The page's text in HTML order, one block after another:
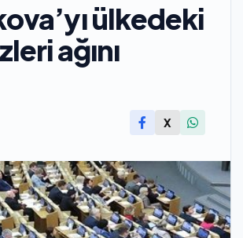
ülkedeki
ağını
X